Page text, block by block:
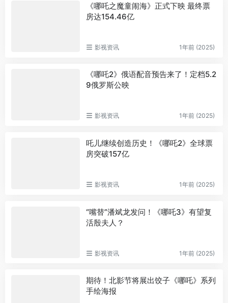
《哪吒之魔童闹海》正式下映 最终票
房达154.46亿
影视资讯 1年前 (2025)
《哪吒2》俄语配音预告来了！定档5.2
9俄罗斯公映
影视资讯 1年前 (2025)
吒儿继续创造历史！《哪吒2》全球票
房突破157亿
影视资讯 1年前 (2025)
“嘴替”潘斌龙发问！《哪吒3》有望复
活殷夫人？
影视资讯 1年前 (2025)
期待！北影节将展出饺子《哪吒》系列
手绘海报